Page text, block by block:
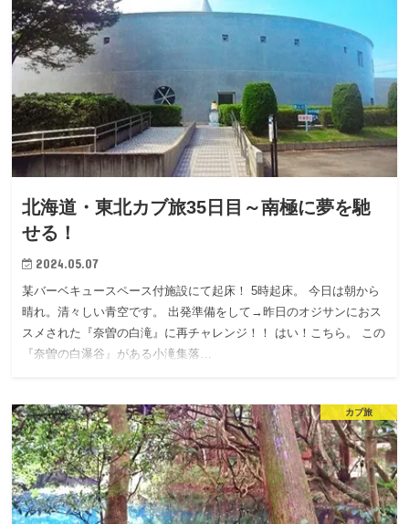
北海道・東北カブ旅35日目～南極に夢を馳
せる！
2024.05.07
某バーベキュースペース付施設にて起床！ 5時起床。 今日は朝から
晴れ。清々しい青空です。 出発準備をして→昨日のオジサンにおス
スメされた『奈曽の白滝』に再チャレンジ！！ はい！こちら。 この
『奈曽の白瀑谷』がある小滝集落…
カブ旅